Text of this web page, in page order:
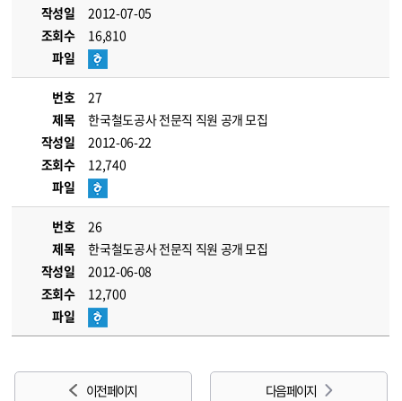
작성일
2012-07-05
조회수
16,810
파일
번호
27
제목
한국철도공사 전문직 직원 공개 모집
작성일
2012-06-22
조회수
12,740
파일
번호
26
제목
한국철도공사 전문직 직원 공개 모집
작성일
2012-06-08
조회수
12,700
파일
이전 페이지 다음 페이지